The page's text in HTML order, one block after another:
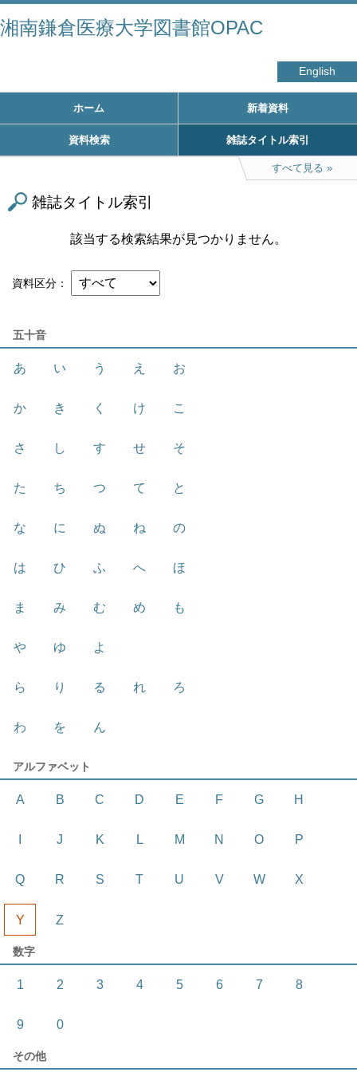
湘南鎌倉医療大学図書館OPAC
English
ホーム 新着資料
資料検索 雑誌タイトル索引
すべて見る
雑誌タイトル索引
該当する検索結果が見つかりません。
資料区分
五十音
あ い う え お
か き く け こ
さ し す せ そ
た ち つ て と
な に ぬ ね の
は ひ ふ へ ほ
ま み む め も
や ゆ よ
ら り る れ ろ
わ を ん
アルファベット
A B C D E F G H
J K L M N O P
Q R S T U V W X
Y Z
数字
1 2 3 4 5 6 7 8
9 0
その他